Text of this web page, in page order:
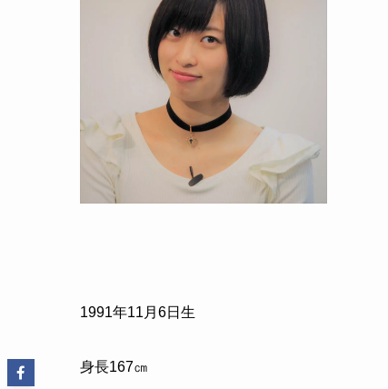
1991年11 月 6日生
身長167㎝